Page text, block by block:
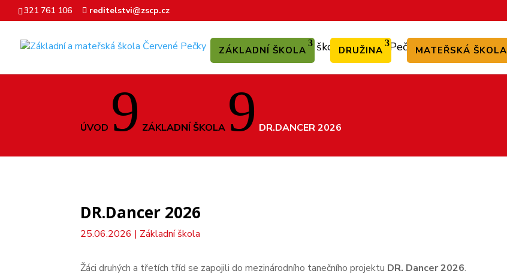
321 761 106 reditelstvi@zscp.cz
ZÁKLADNÍ ŠKOLA DRUŽINA MATEŘSKÁ ŠKOLA
ÚVOD 9 ZÁKLADNÍ ŠKOLA 9 DR.DANCER 2026
DR.Dancer 2026
25.06.2026 | Základní škola
Žáci druhých a třetích tříd se zapojili do mezinárodního tanečního projektu DR. Dancer 2026.